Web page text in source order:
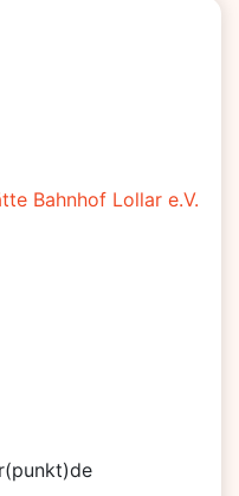
Bahnhof Lollar e.V.